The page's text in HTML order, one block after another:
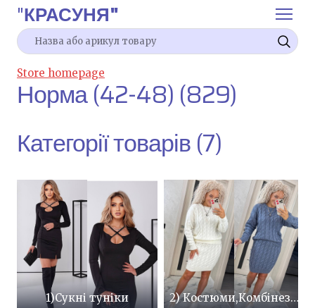
"КРАСУНЯ"
Store homepage
Норма (42-48) (829)
Категорії товарів (7)
1)Сукні туніки 2) Костюми,Комбінезони